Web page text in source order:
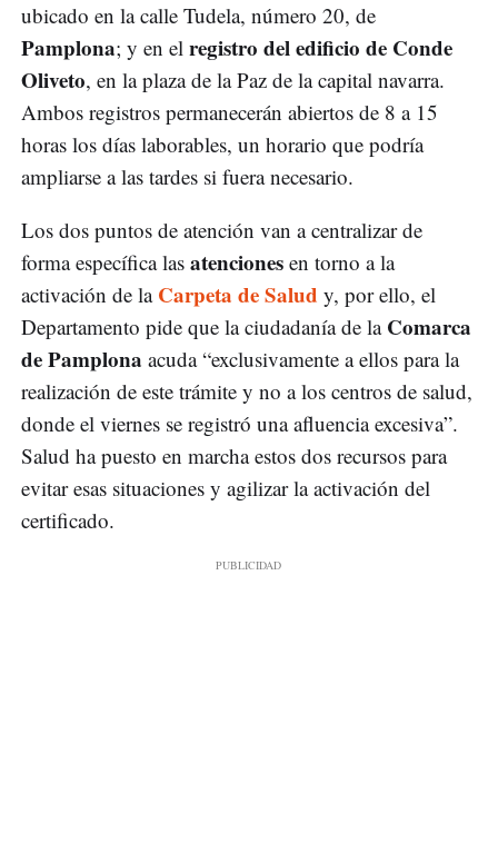
ubicado en la calle Tudela, número 20, de
Pamplona; y en el registro del edificio de Conde
Oliveto, en la plaza de la Paz de la capital navarra.
Ambos registros permanecerán abiertos de 8 a 15
horas los días laborables, un horario que podría
ampliarse a las tardes si fuera necesario.
Los dos puntos de atención van a centralizar de
forma específica las atenciones en torno a la
activación de la Carpeta de Salud y, por ello, el
Departamento pide que la ciudadanía de la Comarca
de Pamplona acuda “exclusivamente a ellos para la
realización de este trámite y no a los centros de salud,
donde el viernes se registró una afluencia excesiva”.
Salud ha puesto en marcha estos dos recursos para
evitar esas situaciones y agilizar la activación del
certificado.